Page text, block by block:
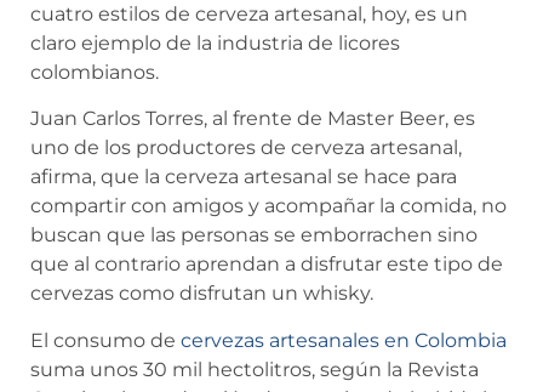
cuatro estilos de cerveza artesanal, hoy, es un
claro ejemplo de la industria de licores
colombianos.
Juan Carlos Torres, al frente de Master Beer, es
uno de los productores de cerveza artesanal,
afirma, que la cerveza artesanal se hace para
compartir con amigos y acompañar la comida, no
buscan que las personas se emborrachen sino
que al contrario aprendan a disfrutar este tipo de
cervezas como disfrutan un whisky.
El consumo de cervezas artesanales en Colombia
suma unos 30 mil hectolitros, según la Revista